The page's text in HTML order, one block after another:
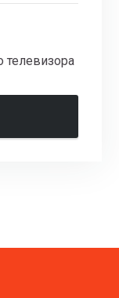
телевизора